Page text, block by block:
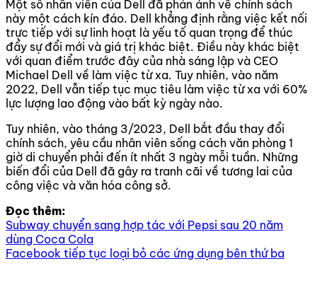
Một số nhân viên của Dell đã phản ánh về chính sách
này một cách kín đáo. Dell khẳng định rằng việc kết nối
trực tiếp với sự linh hoạt là yếu tố quan trọng để thúc
đẩy sự đổi mới và giá trị khác biệt. Điều này khác biệt
với quan điểm trước đây của nhà sáng lập và CEO
Michael Dell về làm việc từ xa. Tuy nhiên, vào năm
2022, Dell vẫn tiếp tục mục tiêu làm việc từ xa với 60%
lực lượng lao động vào bất kỳ ngày nào.
Tuy nhiên, vào tháng 3/2023, Dell bắt đầu thay đổi
chính sách, yêu cầu nhân viên sống cách văn phòng 1
giờ di chuyển phải đến ít nhất 3 ngày mỗi tuần. Những
biến đổi của Dell đã gây ra tranh cãi về tương lai của
công việc và văn hóa công sở.
Đọc thêm:
Subway chuyển sang hợp tác với Pepsi sau 20 năm
dùng Coca Cola
Facebook tiếp tục loại bỏ các ứng dụng bên thứ ba